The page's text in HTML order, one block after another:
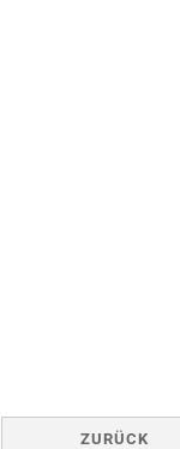
ZURÜCK